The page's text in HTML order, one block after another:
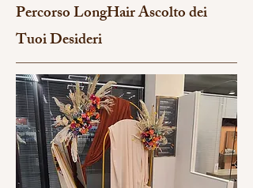
Percorso LongHair Ascolto dei
Tuoi Desideri